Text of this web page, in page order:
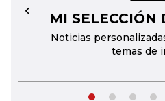
MI SELECCIÓN
Noticias
temas de
←